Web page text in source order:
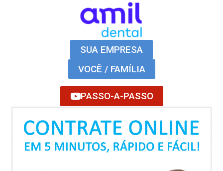
SUA EMPRESA
VOCÊ / FAMÍLIA
PASSO-A-PASSO